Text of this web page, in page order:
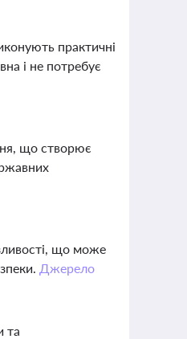
практичні
і не потребує
що створює
що може
Джерело
та